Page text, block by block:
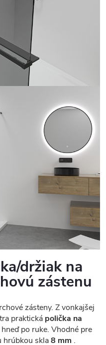
držiak na
zástenu
zásteny. Z vonkajšej
praktická polička na
po ruke. Vhodné pre
hrúbkou skla8 mm .